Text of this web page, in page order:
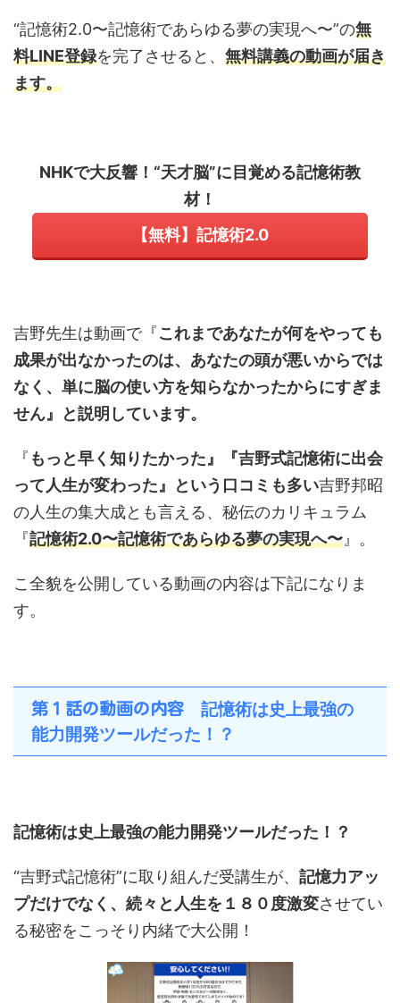
“記憶術2.0〜記憶術であらゆる夢の実現へ〜”の無
料LINE登録を完了させると、 無料講義の動画が届き
ます。
NHKで大反響！“天才脳”に目覚める記憶術教
材！
【無料】記憶術2.0
吉野先生は動画で『これまであなたが何をやっても
成果が出なかったのは、あなたの頭が悪いからでは
なく、単に脳の使い方を知らなかったからにすぎま
せん』と説明しています。
『 もっと早く知りたかった』『吉野式記憶術に出会
って人生が変わった』という口コミも多い吉野邦昭
の人生の集大成とも言える、秘伝のカリキュラム
『記憶術2.0〜記憶術であらゆる夢の実現へ〜 』。
こ全貌を公開している動画の内容は下記になりま
す。
第１話の動画の内容 記憶術は史上最強の
能力開発ツールだった！？
記憶術は史上最強の能力開発ツールだった！？
“吉野式記憶術”に取り組んだ受講生が、 記憶力アッ
プだけでなく、続々と人生を１８０度激変させてい
る秘密をこっそり内緒で大公開！